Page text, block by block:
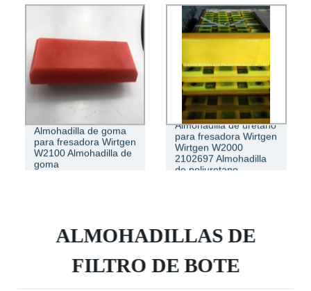
Almohadilla de goma
para fresadora Wirtgen
W2100 Almohadilla de
goma
Almohadilla de uretano
para fresadora Wirtgen
Wirtgen W2000
2102697 Almohadilla
de poliuretano
ALMOHADILLAS DE
FILTRO DE BOTE